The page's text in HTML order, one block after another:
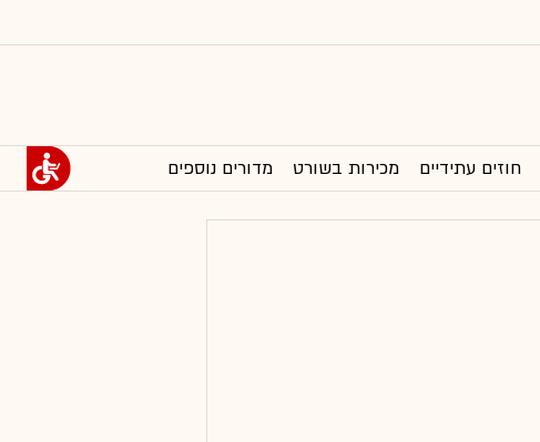
חוזים עתידיים מכירות בשורט מדורים נוספים